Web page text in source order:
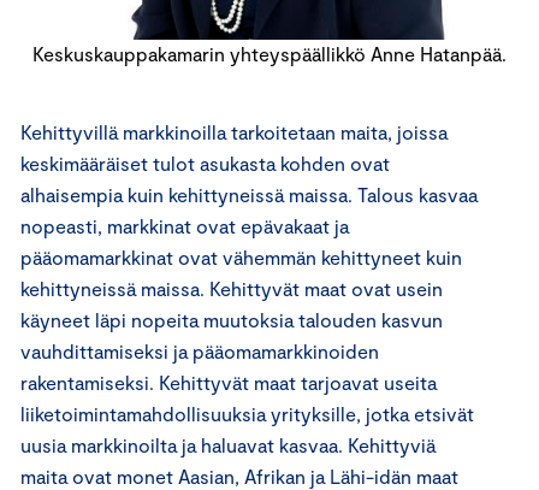
Keskuskauppakamarin yhteyspäällikkö Anne Hatanpää.
Kehittyvillä markkinoilla tarkoitetaan maita, joissa
keskimääräiset tulot asukasta kohden ovat
alhaisempia kuin kehittyneissä maissa. Talous kasvaa
nopeasti, markkinat ovat epävakaat ja
pääomamarkkinat ovat vähemmän kehittyneet kuin
kehittyneissä maissa. Kehittyvät maat ovat usein
käyneet läpi nopeita muutoksia talouden kasvun
vauhdittamiseksi ja pääomamarkkinoiden
rakentamiseksi. Kehittyvät maat tarjoavat useita
liiketoimintamahdollisuuksia yrityksille, jotka etsivät
uusia markkinoilta ja haluavat kasvaa. Kehittyviä
maita ovat monet Aasian, Afrikan ja Lähi-idän maat